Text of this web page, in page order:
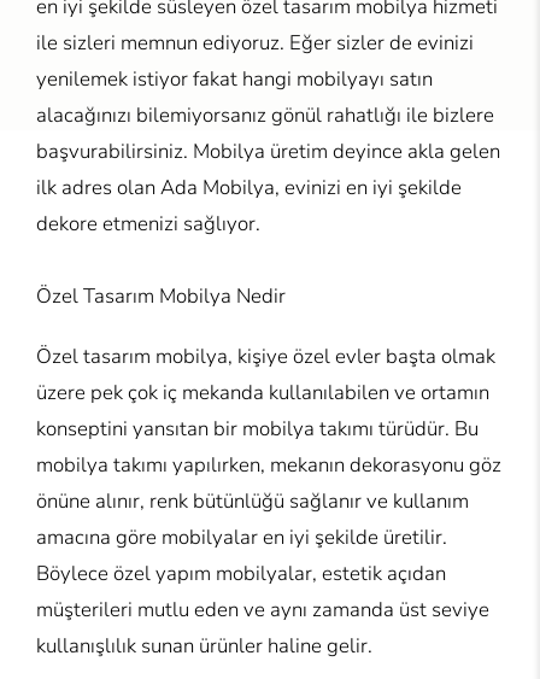
en iyi şekilde süsleyen özel tasarım mobilya hizmeti
ile sizleri memnun ediyoruz. Eğer sizler de evinizi
yenilemek istiyor fakat hangi mobilyayı satın
alacağınızı bilemiyorsanız gönül rahatlığı ile bizlere
başvurabilirsiniz. Mobilya üretim deyince akla gelen
ilk adres olan Ada Mobilya, evinizi en iyi şekilde
dekore etmenizi sağlıyor.
Özel Tasarım Mobilya Nedir
Özel tasarım mobilya, kişiye özel evler başta olmak
üzere pek çok iç mekanda kullanılabilen ve ortamın
konseptini yansıtan bir mobilya takımı türüdür. Bu
mobilya takımı yapılırken, mekanın dekorasyonu göz
önüne alınır, renk bütünlüğü sağlanır ve kullanım
amacına göre mobilyalar en iyi şekilde üretilir.
Böylece özel yapım mobilyalar, estetik açıdan
müşterileri mutlu eden ve aynı zamanda üst seviye
kullanışlılık sunan ürünler haline gelir.